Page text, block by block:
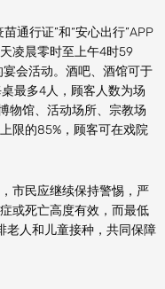
通行证”和“安心出行”APP
凌晨零时至上午4时59
会活动。酒吧、酒馆可于
最多4人，顾客人数为场
物馆、活动场所、宗教场
限的85%，顾客可在戏院
市民应继续保持警惕，严
或死亡高度有效，而最低
老人和儿童接种，共同保障